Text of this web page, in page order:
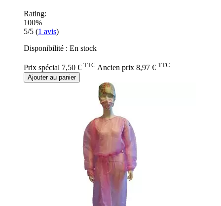
Rating:
100%
5/5 (1 avis)
Disponibilité : En stock
Prix spécial 7,50 € TTC Ancien prix 8,97 € TTC
Ajouter au panier